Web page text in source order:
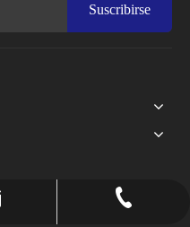
Suscribirse